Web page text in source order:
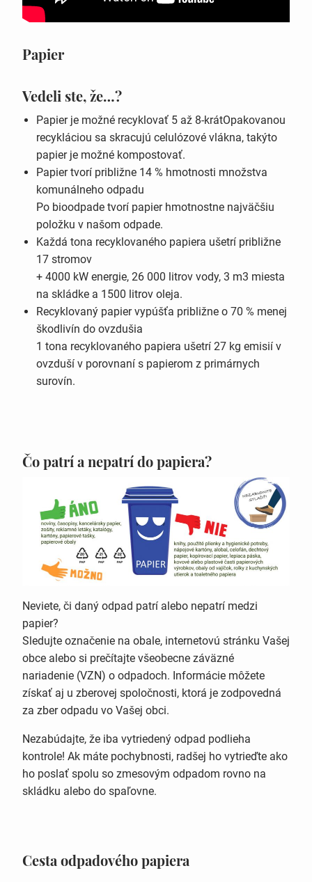
Papier
Vedeli ste, že…?
Papier je možné recyklovať 5 až 8-krátOpakovanou
recykláciou sa skracujú celulózové vlákna, takýto
papier je možné kompostovať.
Papier tvorí približne 14 % hmotnosti množstva
komunálneho odpadu
Po bioodpade tvorí papier hmotnostne najväčšiu
položku v našom odpade.
Každá tona recyklovaného papiera ušetrí približne
17 stromov
+ 4000 kW energie, 26 000 litrov vody, 3 m3 miesta
na skládke a 1500 litrov oleja.
Recyklovaný papier vypúšťa približne o 70 % menej
škodlivín do ovzdušia
1 tona recyklovaného papiera ušetrí 27 kg emisií v
ovzduší v porovnaní s papierom z primárnych
surovín.
Čo patrí a nepatrí do papiera?
Neviete, či daný odpad patrí alebo nepatrí medzi
papier?
Sledujte označenie na obale, internetovú stránku Vašej
obce alebo si prečítajte všeobecne záväzné
nariadenie (VZN) o odpadoch. Informácie môžete
získať aj u zberovej spoločnosti, ktorá je zodpovedná
za zber odpadu vo Vašej obci.
Nezabúdajte, že iba vytriedený odpad podlieha
kontrole! Ak máte pochybnosti, radšej ho vytrieďte ako
ho poslať spolu so zmesovým odpadom rovno na
skládku alebo do spaľovne.
Cesta odpadového papiera